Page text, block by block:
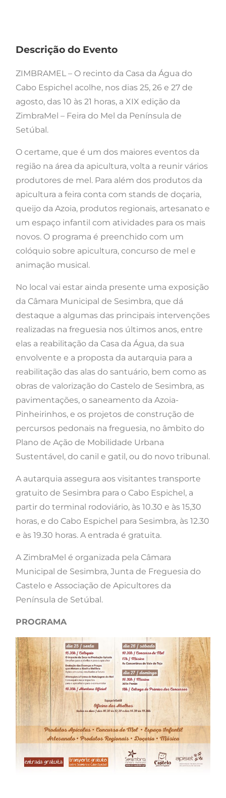
Descrição do Evento
ZIMBRAMEL – O recinto da Casa da Água do
Cabo Espichel acolhe, nos dias 25, 26 e 27 de
agosto, das 10 às 21 horas, a XIX edição da
ZimbraMel – Feira do Mel da Península de
Setúbal.
O certame, que é um dos maiores eventos da
região na área da apicultura, volta a reunir vários
produtores de mel. Para além dos produtos da
apicultura a feira conta com stands de doçaria,
queijo da Azoia, produtos regionais, artesanato e
um espaço infantil com atividades para os mais
novos. O programa é preenchido com um
colóquio sobre apicultura, concurso de mel e
animação musical.
No local vai estar ainda presente uma exposição
da Câmara Municipal de Sesimbra, que dá
destaque a algumas das principais intervenções
realizadas na freguesia nos últimos anos, entre
elas a reabilitação da Casa da Água, da sua
envolvente e a proposta da autarquia para a
reabilitação das alas do santuário, bem como as
obras de valorização do Castelo de Sesimbra, as
pavimentações, o saneamento da Azoia-
Pinheirinhos, e os projetos de construção de
percursos pedonais na freguesia, no âmbito do
Plano de Ação de Mobilidade Urbana
Sustentável, do canil e gatil, ou do novo tribunal.
A autarquia assegura aos visitantes transporte
gratuito de Sesimbra para o Cabo Espichel, a
partir do terminal rodoviário, às 10.30 e às 15,30
horas, e do Cabo Espichel para Sesimbra, às 12.30
e às 19.30 horas. A entrada é gratuita.
A ZimbraMel é organizada pela Câmara
Municipal de Sesimbra, Junta de Freguesia do
Castelo e Associação de Apicultores da
Península de Setúbal.
PROGRAMA